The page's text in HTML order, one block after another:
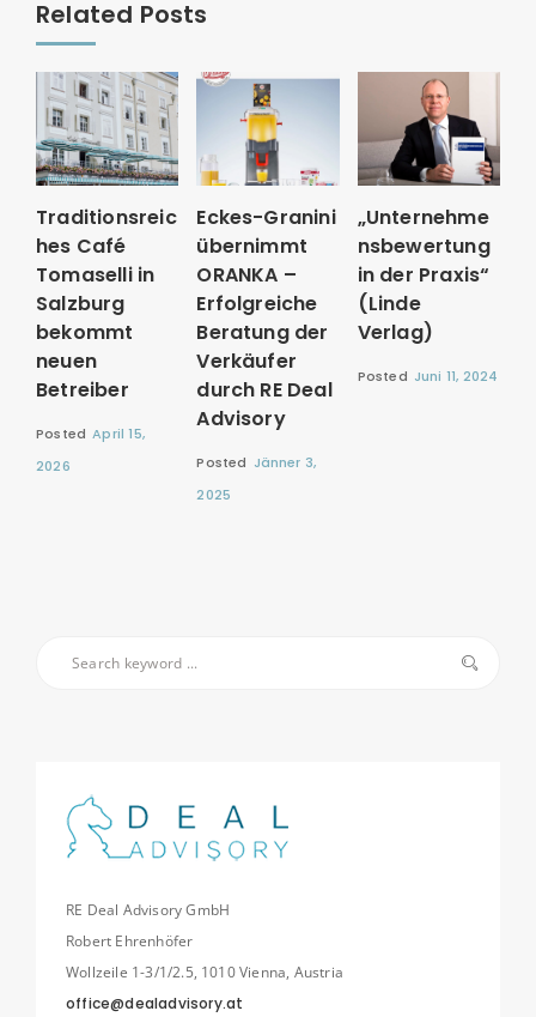
RE Deal Advisory GmbH
Robert Ehrenhöfer
Wollzeile 1-3/1/2.5, 1010 Vienna, Austria
office@dealadvisory.at
Related Posts
Traditionsreic
hes Café
Tomaselli in
Salzburg
bekommt
neuen
Betreiber
Posted April 15,
2026
Eckes-Granini
übernimmt
ORANKA –
Erfolgreiche
Beratung der
Verkäufer
durch RE Deal
Advisory
Posted Jänner 3,
2025
„Unternehme
nsbewertung
in der Praxis“
(Linde
Verlag)
Posted Juni 11, 2024